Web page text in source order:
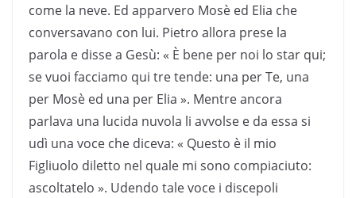
come la neve. Ed apparvero Mosè ed Elia che
conversavano con lui. Pietro allora prese la
parola e disse a Gesù: « È bene per noi lo star qui;
se vuoi facciamo qui tre tende: una per Te, una
per Mosè ed una per Elia ». Mentre ancora
parlava una lucida nuvola li avvolse e da essa si
udì una voce che diceva: « Questo è il mio
Figliuolo diletto nel quale mi sono compiaciuto:
ascoltatelo ». Udendo tale voce i discepoli